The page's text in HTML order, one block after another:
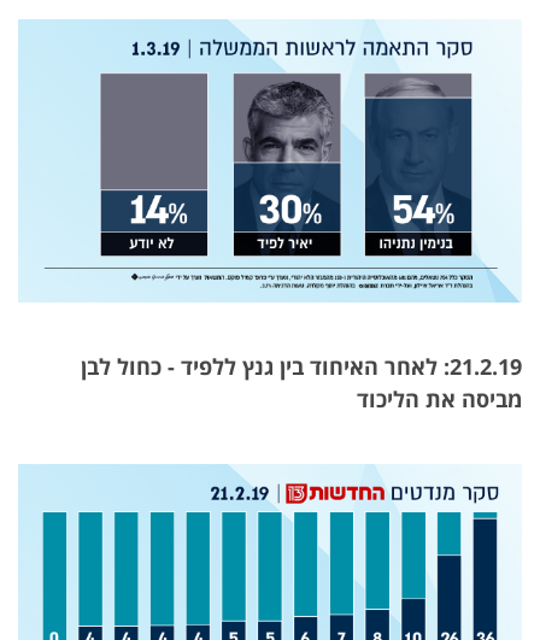
21.2.19: לאחר האיחוד בין גנץ ללפיד - כחול לבן
מביסה את הליכוד